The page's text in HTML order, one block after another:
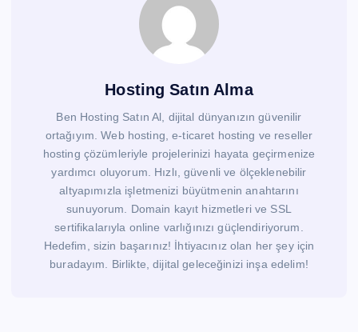
Hosting Satın Alma
Ben Hosting Satın Al, dijital dünyanızın güvenilir
ortağıyım. Web hosting, e-ticaret hosting ve reseller
hosting çözümleriyle projelerinizi hayata geçirmenize
yardımcı oluyorum. Hızlı, güvenli ve ölçeklenebilir
altyapımızla işletmenizi büyütmenin anahtarını
sunuyorum. Domain kayıt hizmetleri ve SSL
sertifikalarıyla online varlığınızı güçlendiriyorum.
Hedefim, sizin başarınız! İhtiyacınız olan her şey için
buradayım. Birlikte, dijital geleceğinizi inşa edelim!